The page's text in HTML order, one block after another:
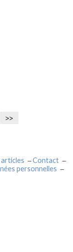
>>
articles
Contact
personnelles